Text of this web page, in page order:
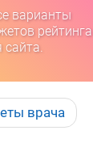
варианты
рейтинга
сайта.
врача